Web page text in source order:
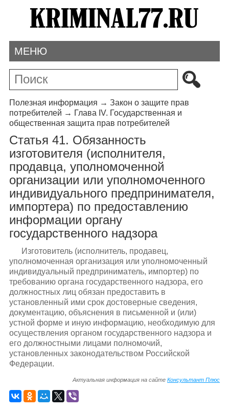
МЕНЮ
Полезная информация → Закон о защите прав
потребителей → Глава IV. Государственная и
общественная защита прав потребителей
Статья 41. Обязанность
изготовителя (исполнителя,
продавца, уполномоченной
организации или уполномоченного
индивидуального предпринимателя,
импортера) по предоставлению
информации органу
государственного надзора
Изготовитель (исполнитель, продавец,
уполномоченная организация или уполномоченный
индивидуальный предприниматель, импортер) по
требованию органа государственного надзора, его
должностных лиц обязан предоставить в
установленный ими срок достоверные сведения,
документацию, объяснения в письменной и (или)
устной форме и иную информацию, необходимую для
осуществления органом государственного надзора и
его должностными лицами полномочий,
установленных законодательством Российской
Федерации.
Актуальная информация на сайтеКонсультант Плюс